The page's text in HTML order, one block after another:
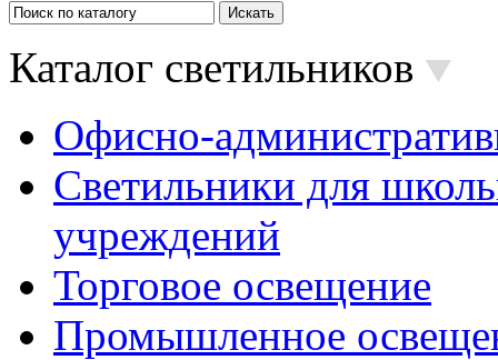
Каталог светильников
Офисно-
Светильники для
учреждений
Торговое освещение
Промышленное